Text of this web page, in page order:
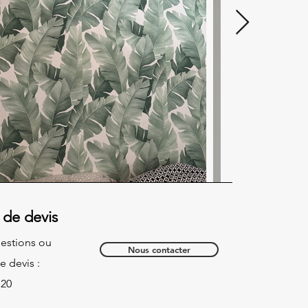
devis
ou
devis :
Nous contacter